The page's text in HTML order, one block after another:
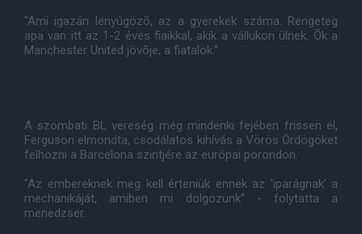
"Ami igazán lenyûgözõ, az a gyerekek száma. Rengeteg
apa van itt az 1-2 éves fiaikkal, akik a vállukon ülnek. Õk a
Manchester United jövõje, a fiatalok."
A szombati BL vereség még mindenki fejében frissen él,
Ferguson elmondta, csodálatos kihívás a Vörös Ördögöket
felhozni a Barcelona szintjére az európai porondon.
"Az embereknek meg kell érteniük ennek az 'iparágnak' a
mechanikáját, amiben mi dolgozunk" - folytatta a
menedzser.